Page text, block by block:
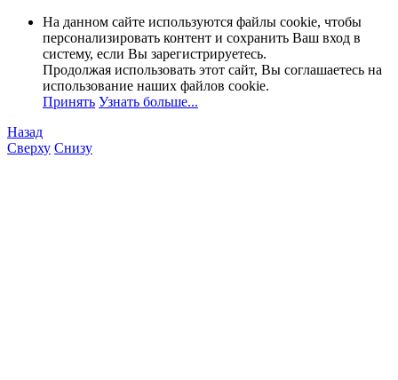
На данном сайте используются файлы cookie, чтобы
персонализировать контент и сохранить Ваш вход в
систему, если Вы зарегистрируетесь.
Продолжая использовать этот сайт, Вы соглашаетесь на
использование наших файлов cookie.
Принять Узнать больше...
Назад
Сверху Снизу